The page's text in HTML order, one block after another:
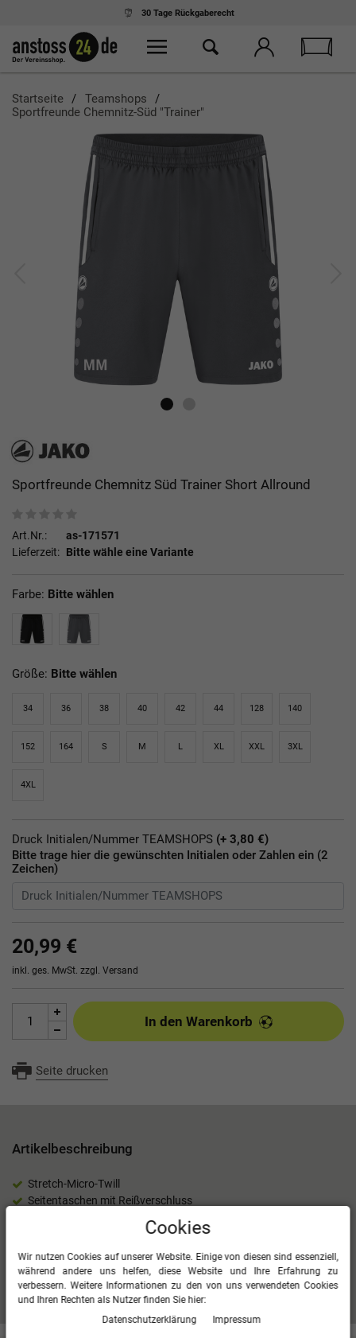
30 Tage Rückgaberecht
Startseite
Teamshops
Sportfreunde Chemnitz-Süd "Trainer"
Sportfreunde Chemnitz Süd Trainer Short Allround
Art.Nr.:
as-171571
Lieferzeit: Bitte wähle eine Variante
Farbe: Bitte wählen
Größe: Bitte wählen
34 36 38 40 42 44 128 140
152 164 S M L XL XXL 3XL
4XL
Druck Initialen/Nummer TEAMSHOPS (+ 3,80 €)
Bitte trage hier die gewünschten Initialen oder Zahlen ein (2
Zeichen)
20,99 €
inkl. ges. MwSt. zzgl. Versand
In den Warenkorb
Seite drucken
Artikelbeschreibung
Stretch-Micro-Twill
Seitentaschen mit Reißverschluss
Zweiteiliger elastischer Bund mit Kordelzug
100 % Polyester (recycelt)
Mehr Informationen zum EU Verantwortlichen »
Cookies
Wir nutzen Cookies auf unserer Website. Einige von diesen sind essenziell,
während andere uns helfen, diese Website und Ihre Erfahrung zu
verbessern. Weitere Informationen zu den von uns verwendeten Cookies
und Ihren Rechten als Nutzer finden Sie hier:
Daten­schutz­erklärung
Impressum